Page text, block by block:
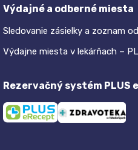
Výdajné a odberné miesta
Sledovanie zásielky a zoznam
Výdajne miesta v lekárňach –
Rezervačný systém PLUS